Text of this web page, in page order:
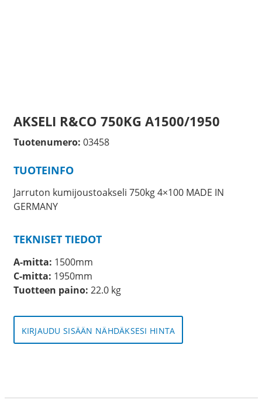
AKSELI R&CO 750KG A1500/1950
Tuotenumero: 03458
TUOTEINFO
Jarruton kumijoustoakseli 750kg 4×100 MADE IN
GERMANY
TEKNISET TIEDOT
A-mitta: 1500mm
C-mitta: 1950mm
Tuotteen paino: 22.0 kg
KIRJAUDU SISÄÄN NÄHDÄKSESI HINTA